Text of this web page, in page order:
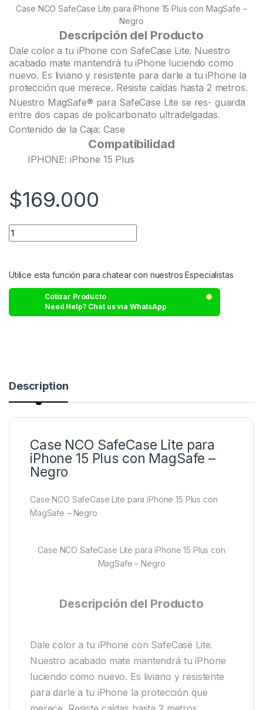
Case NCO SafeCase Lite para iPhone 15 Plus con MagSafe –
Negro
Descripción del Producto
Dale color a tu iPhone con SafeCase Lite. Nuestro
acabado mate mantendrá tu iPhone luciendo como
nuevo. Es liviano y resistente para darle a tu iPhone la
protección que merece. Resiste caídas hasta 2 metros.
Nuestro MagSafe® para SafeCase Lite se res- guarda
entre dos capas de policarbonato ultradelgadas.
Contenido de la Caja: Case
Compatibilidad
IPHONE: iPhone 15 Plus
$169.000
Utilice esta función para chatear con nuestros Especialistas
Cotizar Producto
Need Help? Chat us via WhatsApp
Description
Case NCO SafeCase Lite para
iPhone 15 Plus con MagSafe –
Negro
Case NCO SafeCase Lite para iPhone 15 Plus con
MagSafe – Negro
Case NCO SafeCase Lite para iPhone 15 Plus con
MagSafe – Negro
Descripción del Producto
Dale color a tu iPhone con SafeCase Lite.
Nuestro acabado mate mantendrá tu iPhone
luciendo como nuevo. Es liviano y resistente
para darle a tu iPhone la protección que